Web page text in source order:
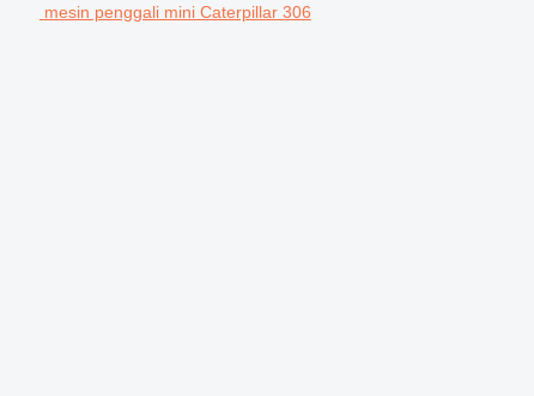
mesin penggali mini Caterpillar 306